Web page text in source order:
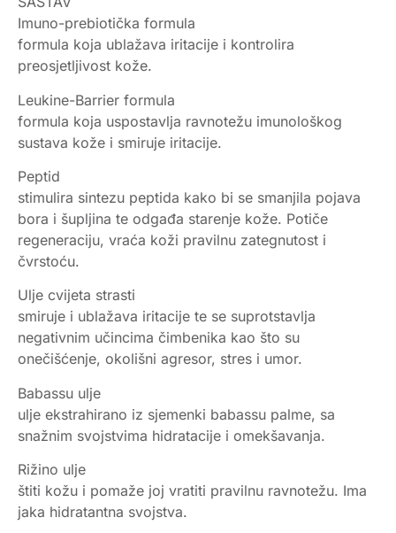
Imuno-prebiotička formula
formula koja ublažava iritacije i kontrolira
preosjetljivost kože.
Leukine-Barrier formula
formula koja uspostavlja ravnotežu imunološkog
sustava kože i smiruje iritacije.
Peptid
stimulira sintezu peptida kako bi se smanjila pojava
bora i šupljina te odgađa starenje kože. Potiče
regeneraciju, vraća koži pravilnu zategnutost i
čvrstoću.
Ulje cvijeta strasti
smiruje i ublažava iritacije te se suprotstavlja
negativnim učincima čimbenika kao što su
onečišćenje, okolišni agresor, stres i umor.
Babassu ulje
ulje ekstrahirano iz sjemenki babassu palme, sa
snažnim svojstvima hidratacije i omekšavanja.
Rižino ulje
štiti kožu i pomaže joj vratiti pravilnu ravnotežu. Ima
jaka hidratantna svojstva.